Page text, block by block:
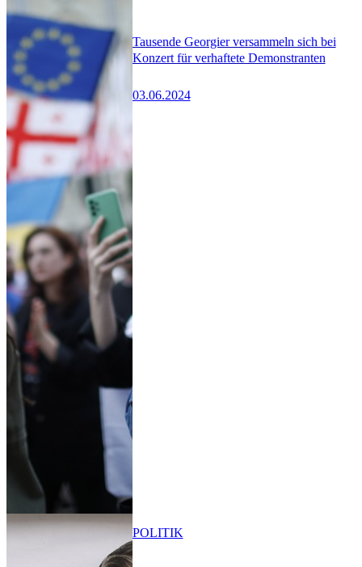
Tausende Georgier versammeln sich bei
Konzert für verhaftete Demonstranten
03.06.2024
POLITIK